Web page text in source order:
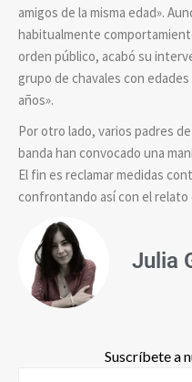
amigos de la misma edad».
habitualmente
orden público, acabó su
grupo de chavales con
años».
Por otro lado, varios padres
banda han convocado una
El fin es reclamar medidas
confrontando así con el relato
Julia
Suscríbete a